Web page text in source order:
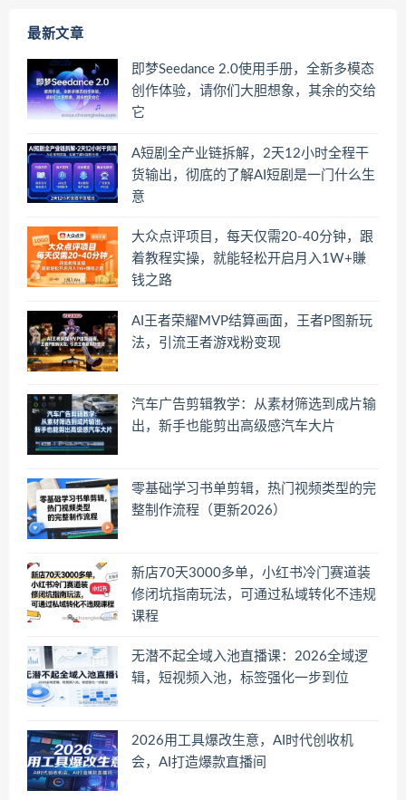
最新文章
即梦Seedance 2.0使用手册，全新多模态
创作体验，请你们大胆想象，其余的交给
它
A短剧全产业链拆解，2天12小时全程干
货输出，彻底的了解AI短剧是一门什么生
意
大众点评项目，每天仅需20-40分钟，跟
着教程实操，就能轻松开启月入1W+賺
钱之路
AI王者荣耀MVP结算画面，王者P图新玩
法，引流王者游戏粉变现
汽车广告剪辑教学：从素材筛选到成片输
出，新手也能剪出高级感汽车大片
零基础学习书单剪辑，热门视频类型的完
整制作流程（更新2026）
新店70天3000多单，小红书冷门赛道装
修闭坑指南玩法，可通过私域转化不违规
课程
无潜不起全域入池直播课：2026全域逻
辑，短视频入池，标签强化一步到位
2026用工具爆改生意，AI时代创收机
会，AI打造爆款直播间